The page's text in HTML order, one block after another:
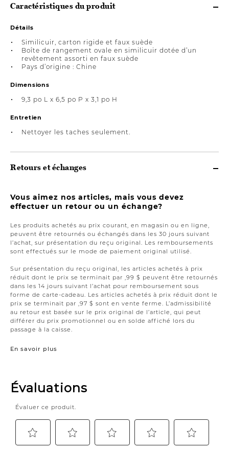
Caractéristiques du produit
Détails
Similicuir, carton rigide et faux suède
Boîte de rangement ovale en similicuir dotée d’un
revêtement assorti en faux suède
Pays d’origine : Chine
Dimensions
9,3 po L x 6,5 po P x 3,1 po H
Entretien
Nettoyer les taches seulement.
Retours et échanges
Vous aimez nos articles, mais vous devez
effectuer un retour ou un échange?
Les produits achetés au prix courant, en magasin ou en ligne,
peuvent être retournés ou échangés dans les 30 jours suivant
l’achat, sur présentation du reçu original. Les remboursements
sont effectués sur le mode de paiement original utilisé.
Sur présentation du reçu original, les articles achetés à prix
réduit dont le prix se terminait par ,99 $ peuvent être retournés
dans les 14 jours suivant l’achat pour remboursement sous
forme de carte-cadeau. Les articles achetés à prix réduit dont le
prix se terminait par ,97 $ sont en vente ferme. L’admissibilité
au retour est basée sur le prix original de l’article, qui peut
différer du prix promotionnel ou en solde affiché lors du
passage à la caisse.
En savoir plus